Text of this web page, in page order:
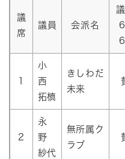
議
席
議員 会派名
小
西
拓槙
きしわだ
未来
2
永
野
紗代
無所属ク
ラブ